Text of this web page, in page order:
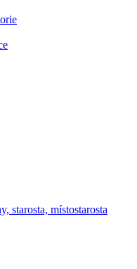
starosta, místostarosta